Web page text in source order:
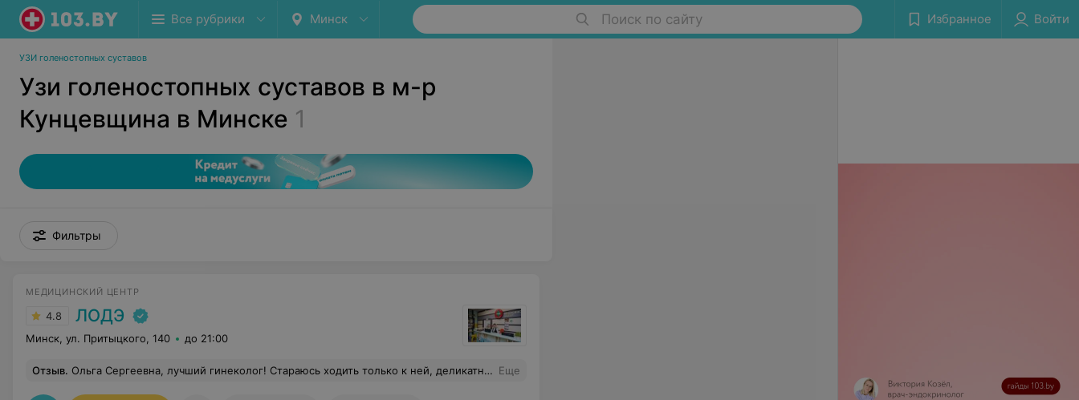
Все рубрики Минск Поиск по сайту Избранное Войти
УЗИ голеностопных суставов
Узи голеностопных суставов в м-р
Кунцевщина в Минске 1
Фильтры
МЕДИЦИНСКИЙ ЦЕНТР
4.8 ЛОДЭ
Минск, ул. Притыцкого, 140 до 21:00
Отзыв. Ольга Сергеевна, лучший гинеколог! Стараюсь ходить только к ней, деликатный осмотр, а такжеподробно рассказывает всегда что и зачем делает, и как человек очень приятная. Чувствуется, что человек очень любит свою профессию и благодаря таким врачам я перестала бояться гинекологических осмотров. Еще